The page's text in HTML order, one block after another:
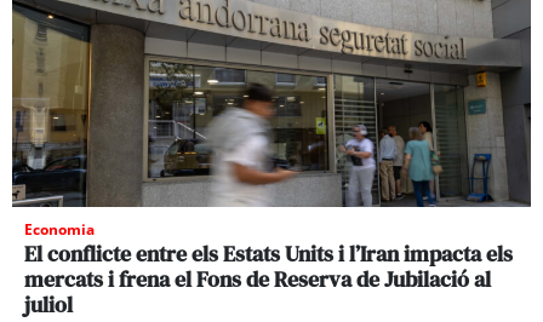
Economia
El conflicte entre els Estats Units i l’Iran impacta els
mercats i frena el Fons de Reserva de Jubilació al
juliol